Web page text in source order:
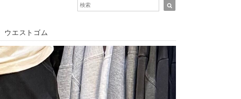
エストゴム